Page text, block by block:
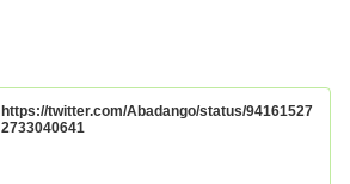
https://twitter.com/Abadango/status/94161527
2733040641